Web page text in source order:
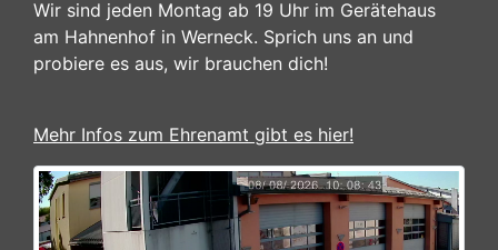
Wir sind jeden Montag ab 19 Uhr im Gerätehaus
am Hahnenhof in Werneck. Sprich uns an und
probiere es aus, wir brauchen dich!
Mehr Infos zum Ehrenamt gibt es hier!